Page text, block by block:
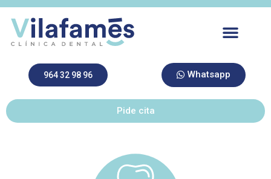
964 32 98 96 Whatsapp
Pide cita